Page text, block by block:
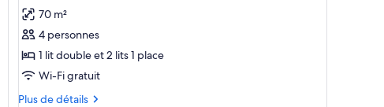
(Beach
Access)
pour
ce
type
de
chambre :
Chambre
70 m²
4 personnes
1 lit double et 2 lits 1 place
Wi-Fi gratuit
Plus de détails
Plus